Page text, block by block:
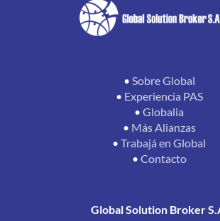
• Sobre Global
• Experiencia PAS
• Globalia
• Más Alianzas
• Trabajá en Global
• Contacto
Global Solution Broker